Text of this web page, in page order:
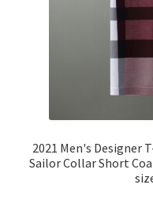
2021 Men's Designer
Sailor Collar Short